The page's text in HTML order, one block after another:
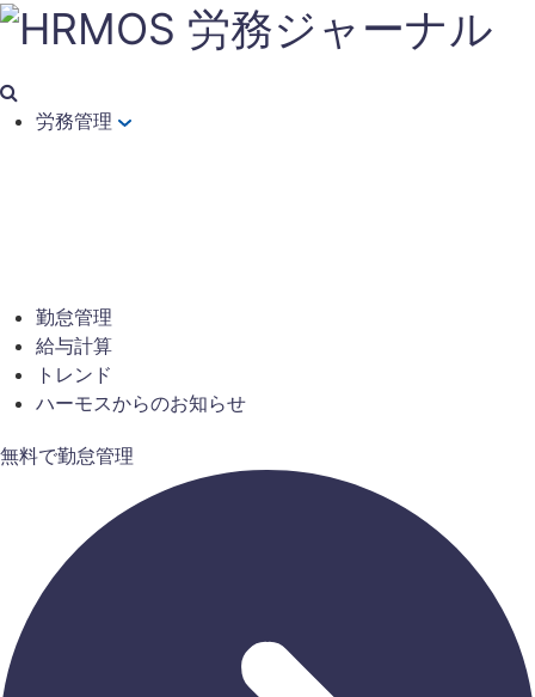
労務管理
勤怠管理
給与計算
トレンド
ハーモスからのお知らせ
無料で勤怠管理